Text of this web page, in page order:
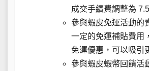
成交手續費調整為
參與蝦皮免運活動的
一定的免運補貼費用
免運優惠，可以吸引
參與蝦皮蝦幣回饋活